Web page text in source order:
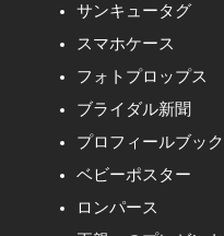
サンキュータグ
スマホケース
フォトプロップス
ブライダル新聞
プロフィールブック
ベビーポスター
ロンパース